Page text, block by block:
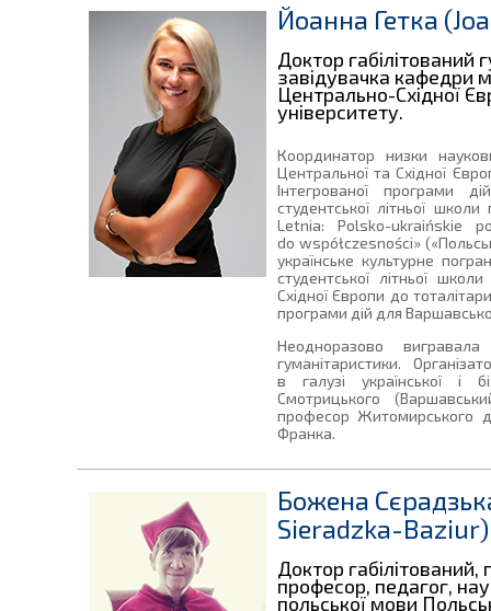
Йоанна Гетка
Доктор габілітований
завідувачка кафедри
Центрально-Східної
університету.
Координатор низки
Центральної та Східної
Інтегрованої програми
студентської літньої
Letnia: Polsko-ukraińskie
do współczesności»
українське культурне
студентської літньої
Східної Європи до
програми дій для
Неодноразово
гуманітаристики.
в галузі української і
Смотрицького
професор Житомирського
Франка.
Божена
Sieradzka-Baziur)
Доктор
професор, педагог,
польської мови